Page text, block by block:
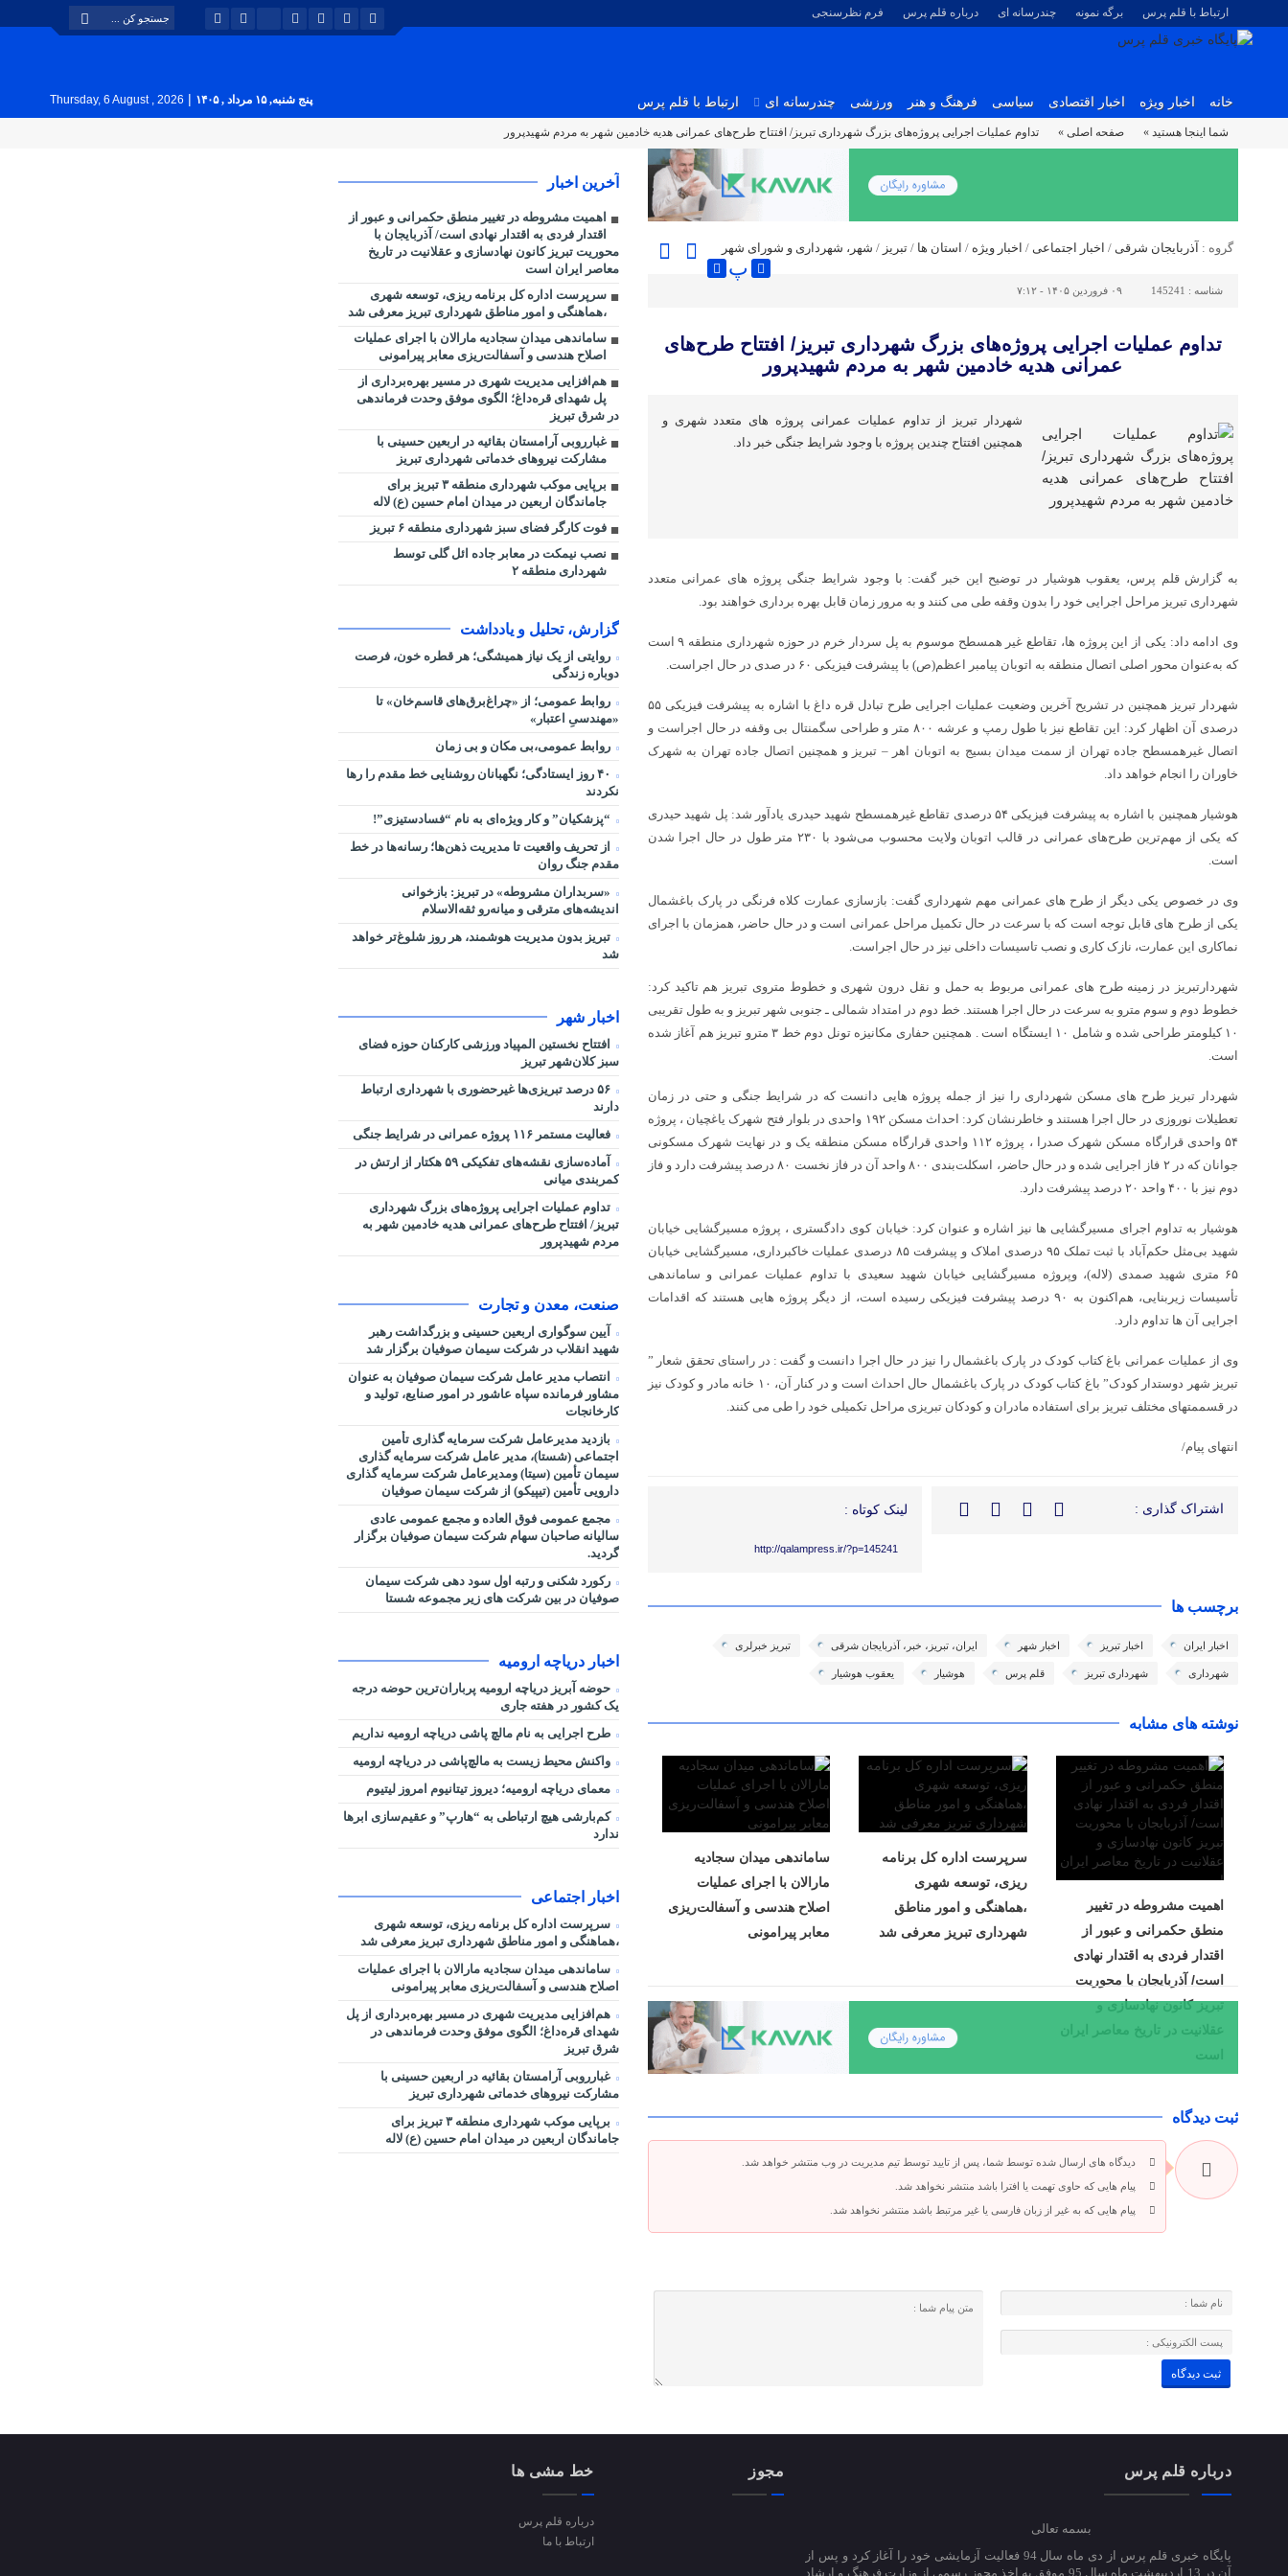
ارتباط با قلم پرس برگه نمونه چندرسانه ای درباره قلم پرس فرم نظرسنجی
خانه اخبار ویژه اخبار اقتصادی سیاسی فرهنگ و هنر ورزشی چندرسانه ای ارتباط با قلم پرس پنج شنبه, ۱۵ مرداد , ۱۴۰۵ |
Thursday, 6 August , 2026
شما اینجا هستید » صفحه اصلی » تداوم عملیات اجرایی پروژه‌های بزرگ شهرداری تبریز/ افتتاح طرح‌های عمرانی هدیه خادمین شهر به مردم شهیدپرور
گروه : آذربایجان شرقی / اخبار اجتماعی / اخبار ویژه / استان ها / تبریز / شهر، شهرداری و شورای شهر
پ
شناسه : 145241 ۰۹ فروردین ۱۴۰۵ - ۷:۱۲
تداوم عملیات اجرایی پروژه‌های بزرگ شهرداری تبریز/ افتتاح طرح‌های
عمرانی هدیه خادمین شهر به مردم شهیدپرور
شهردار تبریز از تداوم عملیات عمرانی پروژه های متعدد شهری و
همچنین افتتاح چندین پروژه با وجود شرایط جنگی خبر داد.
به گزارش قلم پرس، یعقوب هوشیار در توضیح این خبر گفت: با وجود شرایط جنگی پروژه های عمرانی متعدد
شهرداری تبریز مراحل اجرایی خود را بدون وقفه طی می کنند و به مرور زمان قابل بهره برداری خواهند بود.
وی ادامه داد: یکی از این پروژه ها، تقاطع غیر همسطح موسوم به پل سردار خرم در حوزه شهرداری منطقه ۹ است
که به‌عنوان محور اصلی اتصال منطقه به اتوبان پیامبر اعظم(ص) با پیشرفت فیزیکی ۶۰ در صدی در حال اجراست.
شهردار تبریز همچنین در تشریح آخرین وضعیت عملیات اجرایی طرح تبادل قره داغ با اشاره به پیشرفت فیزیکی ۵۵
درصدی آن اظهار کرد: این تقاطع نیز با طول رمپ و عرشه ۸۰۰ متر و طراحی سگمنتال بی وقفه در حال اجراست و
اتصال غیرهمسطح جاده تهران از سمت میدان بسیج به اتوبان اهر – تبریز و همچنین اتصال جاده تهران به شهرک
خاوران را انجام خواهد داد.
هوشیار همچنین با اشاره به پیشرفت فیزیکی ۵۴ درصدی تقاطع غیرهمسطح شهید حیدری یادآور شد: پل شهید حیدری
که یکی از مهم‌ترین طرح‌های عمرانی در قالب اتوبان ولایت محسوب می‌شود با ۲۳۰ متر طول در حال اجرا شدن
است.
وی در خصوص یکی دیگر از طرح های عمرانی مهم شهرداری گفت: بازسازی عمارت کلاه فرنگی در پارک باغشمال
یکی از طرح های قابل توجه است که با سرعت در حال تکمیل مراحل عمرانی است و در حال حاضر، همزمان با اجرای
نماکاری این عمارت، نازک کاری و نصب تاسیسات داخلی نیز در حال اجراست.
شهردارتبریز در زمینه طرح های عمرانی مربوط به حمل و نقل درون شهری و خطوط متروی تبریز هم تاکید کرد:
خطوط دوم و سوم مترو به سرعت در حال اجرا هستند. خط دوم در امتداد شمالی ـ جنوبی شهر تبریز و به طول تقریبی
۱۰ کیلومتر طراحی شده و شامل ۱۰ ایستگاه است . همچنین حفاری مکانیزه تونل دوم خط ۳ مترو تبریز هم آغاز شده
است.
شهردار تبریز طرح های مسکن شهرداری را نیز از جمله پروژه هایی دانست که در شرایط جنگی و حتی در زمان
تعطیلات نوروزی در حال اجرا هستند و خاطرنشان کرد: احداث مسکن ۱۹۲ واحدی در بلوار فتح شهرک یاغچیان ، پروژه
۵۴ واحدی قرارگاه مسکن شهرک صدرا ، پروژه ۱۱۲ واحدی قرارگاه مسکن منطقه یک و در نهایت شهرک مسکونی
جوانان که در ۲ فاز اجرایی شده و در حال حاضر، اسکلت‌بندی ۸۰۰ واحد آن در فاز نخست ۸۰ درصد پیشرفت دارد و فاز
دوم نیز با ۴۰۰ واحد ۲۰ درصد پیشرفت دارد.
هوشیار به تداوم اجرای مسیرگشایی ها نیز اشاره و عنوان کرد: خیابان کوی دادگستری ، پروژه مسیرگشایی خیابان
شهید بی‌مثل حکم‌آباد با ثبت تملک ۹۵ درصدی املاک و پیشرفت ۸۵ درصدی عملیات خاکبرداری، مسیرگشایی خیابان
۶۵ متری شهید صمدی (لاله)، وپروژه مسیرگشایی خیابان شهید سعیدی با تداوم عملیات عمرانی و ساماندهی
تأسیسات زیربنایی، هم‌اکنون به ۹۰ درصد پیشرفت فیزیکی رسیده است، از دیگر پروژه هایی هستند که اقدامات
اجرایی آن ها تداوم دارد.
وی از عملیات عمرانی باغ کتاب کودک در پارک باغشمال را نیز در حال اجرا دانست و گفت : در راستای تحقق شعار ”
تبریز شهر دوستدار کودک” باغ کتاب کودک در پارک باغشمال حال احداث است و در کنار آن، ۱۰ خانه مادر و کودک نیز
در قسممتهای مختلف تبریز برای استفاده مادران و کودکان تبریزی مراحل تکمیلی خود را طی می کنند.
انتهای پیام/
اشتراک گذاری : لینک کوتاه :
http://qalampress.ir/?p=145241
برچسب ها
اخبار ایران اخبار تبریز اخبار شهر ایران، تبریز، خبر، آذربایجان شرقی تبریز خبرلری
شهرداری شهرداری تبریز قلم پرس هوشیار یعقوب هوشیار
نوشته های مشابه
اهمیت مشروطه در تغییر
منطق حکمرانی و عبور از
اقتدار فردی به اقتدار نهادی
است/ آذربایجان با محوریت
تبریز کانون نهادسازی و
عقلانیت در تاریخ معاصر ایران
است
سرپرست اداره کل برنامه
ریزی، توسعه شهری
،هماهنگی و امور مناطق
شهرداری تبریز معرفی شد
ساماندهی میدان سجادیه
مارالان با اجرای عملیات
اصلاح هندسی و آسفالت‌ریزی
معابر پیرامونی
ثبت دیدگاه
دیدگاه های ارسال شده توسط شما، پس از تایید توسط تیم مدیریت در وب منتشر خواهد شد.
پیام هایی که حاوی تهمت یا افترا باشد منتشر نخواهد شد.
پیام هایی که به غیر از زبان فارسی یا غیر مرتبط باشد منتشر نخواهد شد.
آخرین اخبار
اهمیت مشروطه در تغییر منطق حکمرانی و عبور از
اقتدار فردی به اقتدار نهادی است/ آذربایجان با
محوریت تبریز کانون نهادسازی و عقلانیت در تاریخ
معاصر ایران است
سرپرست اداره کل برنامه ریزی، توسعه شهری
،هماهنگی و امور مناطق شهرداری تبریز معرفی شد
ساماندهی میدان سجادیه مارالان با اجرای عملیات
اصلاح هندسی و آسفالت‌ریزی معابر پیرامونی
هم‌افزایی مدیریت شهری در مسیر بهره‌برداری از
پل شهدای قره‌داغ؛ الگوی موفق وحدت فرماندهی
در شرق تبریز
غبارروبی آرامستان بقائیه در اربعین حسینی با
مشارکت نیروهای خدماتی شهرداری تبریز
برپایی موکب شهرداری منطقه ۳ تبریز برای
جاماندگان اربعین در میدان امام حسین (ع) لاله
فوت کارگر فضای سبز شهرداری منطقه ۶ تبریز
نصب نیمکت در معابر جاده ائل گلی توسط
شهرداری منطقه ۲
گزارش، تحلیل و یادداشت
روایتی از یک نیاز همیشگی؛ هر قطره خون، فرصت
دوباره زندگی
روابط عمومی؛ از «چراغ‌برق‌های قاسم‌خان» تا
«مهندسیِ اعتبار»
روابط عمومی،بی مکان و بی زمان
۴۰ روز ایستادگی؛ نگهبانان روشنایی خط مقدم را رها
نکردند
“پزشکیان” و کار ویژه‌ای به نام “فسادستیزی”!
از تحریف واقعیت تا مدیریت ذهن‌ها؛ رسانه‌ها در خط
مقدم جنگ روان
«سربداران مشروطه» در تبریز: بازخوانی
اندیشه‌های مترقی و میانه‌رو ثقه‌الاسلام
تبریز بدون مدیریت هوشمند، هر روز شلوغ‌تر خواهد
شد
اخبار شهر
افتتاح نخستین المپیاد ورزشی کارکنان حوزه فضای
سبز کلان‌شهر تبریز
۵۶ درصد تبریزی‌ها غیرحضوری با شهرداری ارتباط
دارند
فعالیت مستمر ۱۱۶ پروژه عمرانی در شرایط جنگی
آماده‌سازی نقشه‌های تفکیکی ۵۹ هکتار از ارتش در
کمربندی میانی
تداوم عملیات اجرایی پروژه‌های بزرگ شهرداری
تبریز/ افتتاح طرح‌های عمرانی هدیه خادمین شهر به
مردم شهیدپرور
صنعت، معدن و تجارت
آیین سوگواری اربعین حسینی و بزرگداشت رهبر
شهید انقلاب در شرکت سیمان صوفیان برگزار شد
انتصاب مدیر عامل شرکت سیمان صوفیان به عنوان
مشاور فرمانده سپاه عاشور در امور صنایع، تولید و
کارخانجات
بازدید مدیرعامل شرکت سرمایه گذاری تأمین
اجتماعی (شستا)، مدیر عامل شرکت سرمایه گذاری
سیمان تأمین (سیتا) ومدیرعامل شرکت سرمایه گذاری
دارویی تأمین (تیپیکو) از شرکت سیمان صوفیان
مجمع عمومی فوق العاده و مجمع عمومی عادی
سالیانه صاحبان سهام شرکت سیمان صوفیان برگزار
گردید.
رکورد شکنی و رتبه اول سود دهی شرکت سیمان
صوفیان در بین شرکت های زیر مجموعه شستا
اخبار دریاچه ارومیه
حوضه آبریز دریاچه ارومیه پرباران‌ترین حوضه‌ درجه
یک کشور در هفته جاری
طرح اجرایی به نام مالچ پاشی دریاچه ارومیه نداریم
واکنش محیط زیست به مالچ‌پاشی در دریاچه ارومیه
معمای دریاچه ارومیه؛ دیروز تیتانیوم امروز لیتیوم
کم‌بارشی هیچ ارتباطی به “هارپ” و عقیم‌سازی ابرها
ندارد
اخبار اجتماعی
سرپرست اداره کل برنامه ریزی، توسعه شهری
،هماهنگی و امور مناطق شهرداری تبریز معرفی شد
ساماندهی میدان سجادیه مارالان با اجرای عملیات
اصلاح هندسی و آسفالت‌ریزی معابر پیرامونی
هم‌افزایی مدیریت شهری در مسیر بهره‌برداری از پل
شهدای قره‌داغ؛ الگوی موفق وحدت فرماندهی در
شرق تبریز
غبارروبی آرامستان بقائیه در اربعین حسینی با
مشارکت نیروهای خدماتی شهرداری تبریز
برپایی موکب شهرداری منطقه ۳ تبریز برای
جاماندگان اربعین در میدان امام حسین (ع) لاله
درباره قلم پرس
بسمه تعالی
پایگاه خبری قلم پرس از دی ماه سال 94 فعالیت آزمایشی خود را آغاز کرد و پس از
آن در 13 اردیبهشت ماه سال 95 موفق به اخذ مجوز رسمی از وزارت فرهنگ و ارشاد
مجوز خط مشی ها
درباره قلم پرس
ارتباط با ما